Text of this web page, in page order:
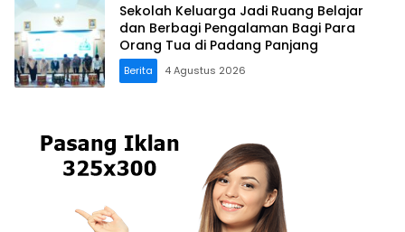
Sekolah Keluarga Jadi Ruang Belajar
dan Berbagi Pengalaman Bagi Para
Orang Tua di Padang Panjang
Berita 4 Agustus 2026